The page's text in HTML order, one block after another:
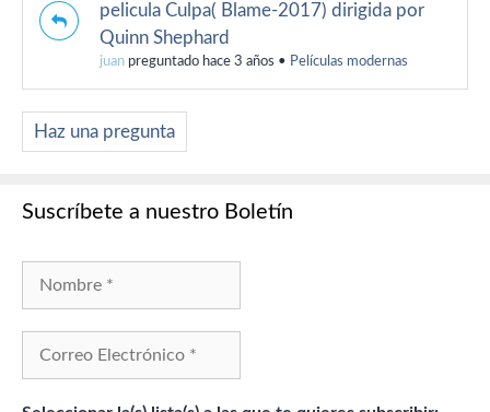
pelicula Culpa( Blame-2017) dirigida por
Quinn Shephard
juan preguntado hace 3 años • Películas modernas
Haz una pregunta
Suscríbete a nuestro Boletín